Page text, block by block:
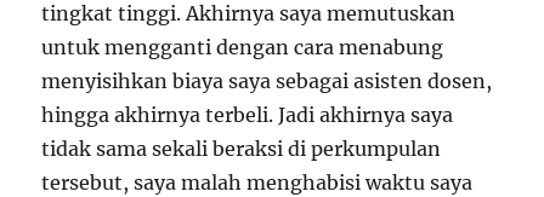
tingkat tinggi. Akhirnya saya memutuskan
untuk mengganti dengan cara menabung
menyisihkan biaya saya sebagai asisten dosen,
hingga akhirnya terbeli. Jadi akhirnya saya
tidak sama sekali beraksi di perkumpulan
tersebut, saya malah menghabisi waktu saya